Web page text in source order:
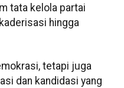
tata kelola partai
hingga
tetapi juga
dan kandidasi yang